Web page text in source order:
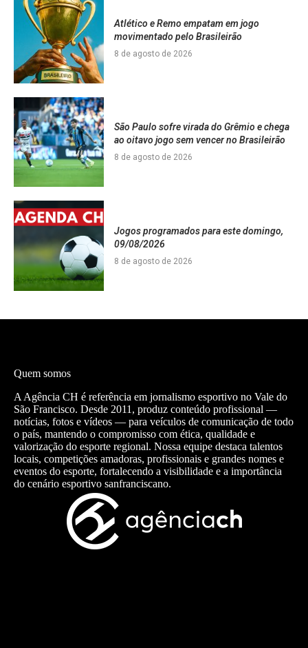
Atlético e Remo empatam em jogo
movimentado pelo Brasileirão
8 de agosto de 2026
São Paulo sofre virada do Grêmio e chega
ao oitavo jogo sem vencer no Brasileirão
8 de agosto de 2026
Jogos programados para este domingo,
09/08/2026
8 de agosto de 2026
Quem somos
A Agência CH é referência em jornalismo esportivo no Vale do
São Francisco. Desde 2011, produz conteúdo profissional —
notícias, fotos e vídeos — para veículos de comunicação de todo
o país, mantendo o compromisso com ética, qualidade e
valorização do esporte regional. Nossa equipe destaca talentos
locais, competições amadoras, profissionais e grandes nomes e
eventos do esporte, fortalecendo a visibilidade e a importância
do cenário esportivo sanfranciscano.